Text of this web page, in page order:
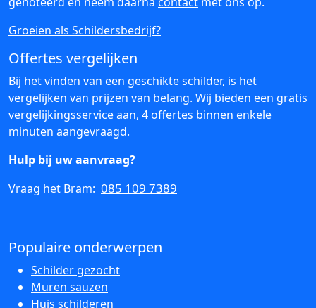
Groeien als Schildersbedrijf?
Offertes vergelijken
Bij het vinden van een geschikte schilder, is het
vergelijken van prijzen van belang. Wij bieden een gratis
vergelijkingsservice aan, 4 offertes binnen enkele
minuten aangevraagd.
Hulp bij uw aanvraag?
Vraag het Bram: 085 109 7389
Populaire onderwerpen
Schilder gezocht
Muren sauzen
Huis schilderen